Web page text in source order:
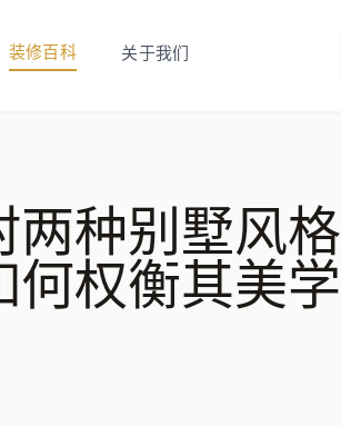
装修百科 关于我们
两种别墅风格
权衡其美学